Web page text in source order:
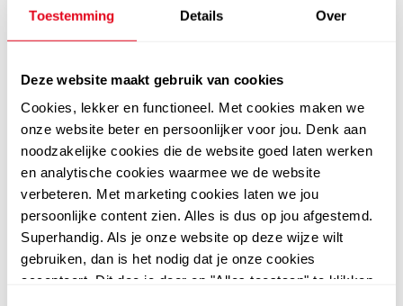
Toestemming Details Over
Deze website maakt gebruik van cookies
Cookies, lekker en functioneel. Met cookies maken we
onze website beter en persoonlijker voor jou. Denk aan
noodzakelijke cookies die de website goed laten werken
en analytische cookies waarmee we de website
verbeteren. Met marketing cookies laten we jou
persoonlijke content zien. Alles is dus op jou afgestemd.
Superhandig. Als je onze website op deze wijze wilt
gebruiken, dan is het nodig dat je onze cookies
accepteert. Dit doe je door op "Alles toestaan" te klikken.